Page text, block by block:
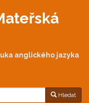
anglického jazyka
Hledat